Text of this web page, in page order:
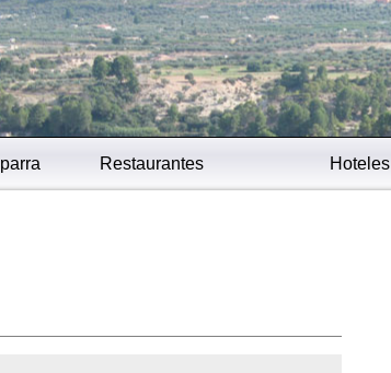
Restaurantes Hoteles